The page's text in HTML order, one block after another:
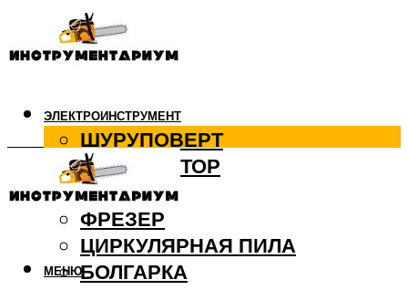
ЭЛЕКТРОИНСТРУМЕНТ
ШУРУПОВЕРТ
ПЕРФОРАТОР
ДРЕЛЬ
ФРЕЗЕР
ЦИРКУЛЯРНАЯ ПИЛА
БОЛГАРКА
МЕНЮ